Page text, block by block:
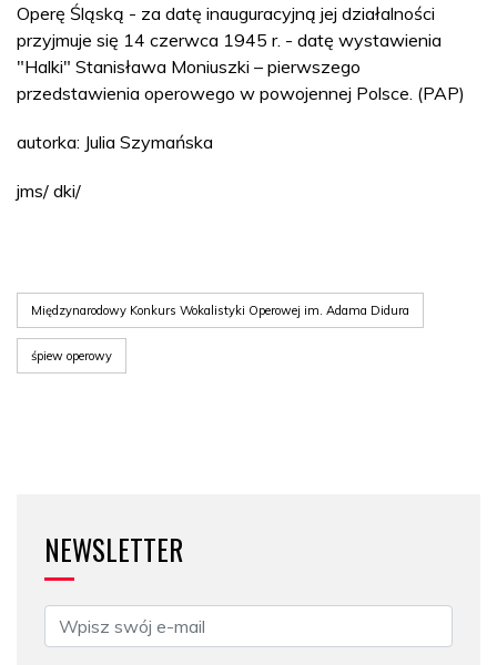
Operę Śląską - za datę inauguracyjną jej działalności
przyjmuje się 14 czerwca 1945 r. - datę wystawienia
"Halki" Stanisława Moniuszki – pierwszego
przedstawienia operowego w powojennej Polsce. (PAP)
autorka: Julia Szymańska
jms/ dki/
Międzynarodowy Konkurs Wokalistyki Operowej im. Adama Didura
śpiew operowy
NEWSLETTER